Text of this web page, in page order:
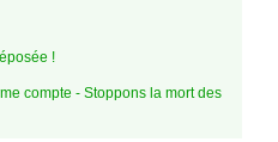
!
compte - Stoppons la mort des